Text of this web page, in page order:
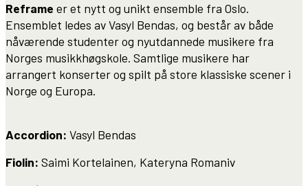
Reframe er et nytt og unikt ensemble fra Oslo.
Ensemblet ledes av Vasyl Bendas, og består av både
nåværende studenter og nyutdannede musikere fra
Norges musikkhøgskole. Samtlige musikere har
arrangert konserter og spilt på store klassiske scener i
Norge og Europa.
Accordion: Vasyl Bendas
Fiolin: Saimi Kortelainen, Kateryna Romaniv